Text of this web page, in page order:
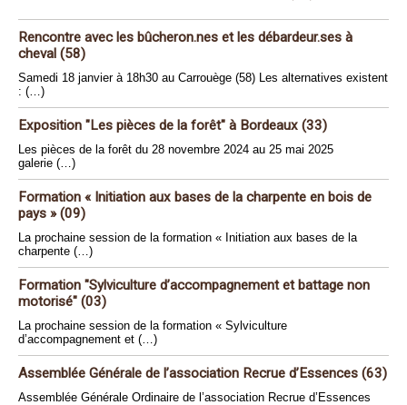
Rencontre avec les bûcheron.nes et les débardeur.ses à
cheval (58)
Samedi 18 janvier à 18h30 au Carrouège (58) Les alternatives existent
: (…)
Exposition "Les pièces de la forêt" à Bordeaux (33)
Les pièces de la forêt du 28 novembre 2024 au 25 mai 2025
galerie (…)
Formation « Initiation aux bases de la charpente en bois de
pays » (09)
La prochaine session de la formation « Initiation aux bases de la
charpente (…)
Formation "Sylviculture d’accompagnement et battage non
motorisé" (03)
La prochaine session de la formation « Sylviculture
d’accompagnement et (…)
Assemblée Générale de l’association Recrue d’Essences (63)
Assemblée Générale Ordinaire de l’association Recrue d’Essences